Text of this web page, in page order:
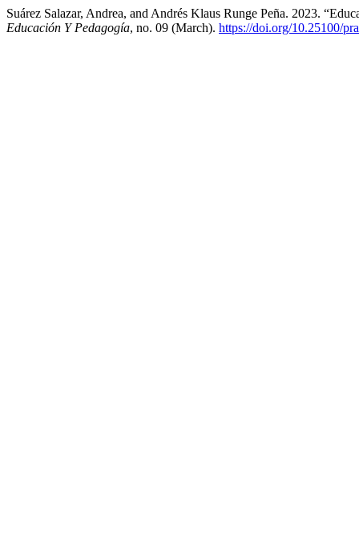
Suárez Salazar, Andrea, and Andrés Klaus Runge Peña. 2023.
Educación Y Pedagogía, no. 09 (March). https://doi.org/10.25100/